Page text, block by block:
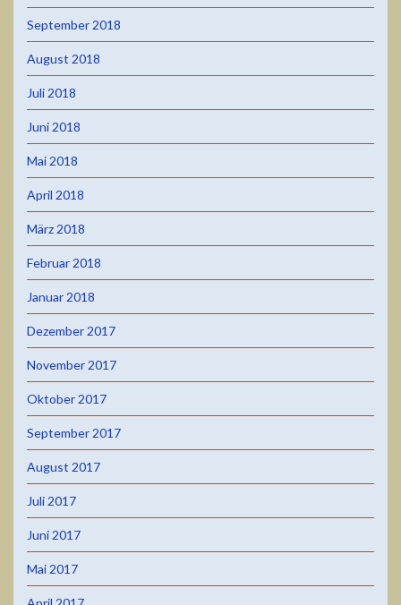
September 2018
August 2018
Juli 2018
Juni 2018
Mai 2018
April 2018
März 2018
Februar 2018
Januar 2018
Dezember 2017
November 2017
Oktober 2017
September 2017
August 2017
Juli 2017
Juni 2017
Mai 2017